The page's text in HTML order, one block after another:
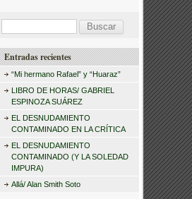
s
r
Entradas recientes
“Mi hermano Rafael” y “Huaraz”
LIBRO DE HORAS/ GABRIEL
ESPINOZA SUÁREZ
EL DESNUDAMIENTO
CONTAMINADO EN LA CRÍTICA
EL DESNUDAMIENTO
CONTAMINADO (Y LA SOLEDAD
IMPURA)
Allá/ Alan Smith Soto